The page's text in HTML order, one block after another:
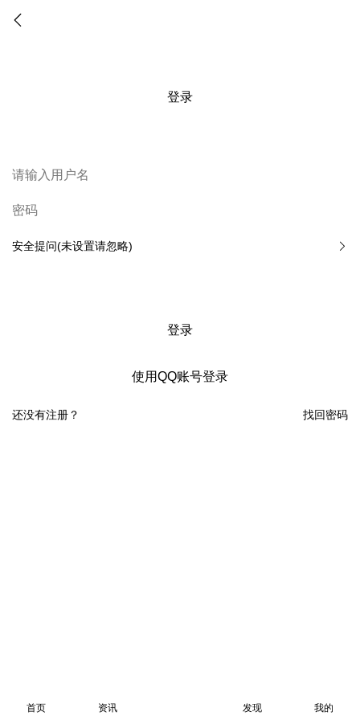
登录
安全提问(未设置请忽略)
登录
使用QQ账号登录
找回密码
还没有注册？
首页 资讯 发现 我的